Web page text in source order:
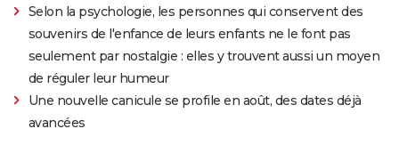
Selon la psychologie, les personnes qui conservent des
souvenirs de l'enfance de leurs enfants ne le font pas
seulement par nostalgie : elles y trouvent aussi un moyen
de réguler leur humeur
Une nouvelle canicule se profile en août, des dates déjà
avancées